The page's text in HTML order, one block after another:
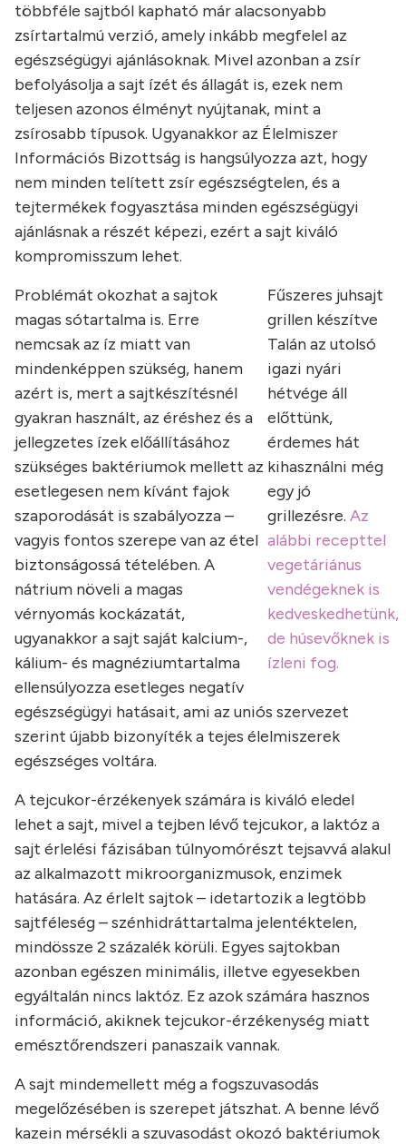
többféle sajtból kapható már alacsonyabb
zsírtartalmú verzió, amely inkább megfelel az
egészségügyi ajánlásoknak. Mivel azonban a zsír
befolyásolja a sajt ízét és állagát is, ezek nem
teljesen azonos élményt nyújtanak, mint a
zsírosabb típusok. Ugyanakkor az Élelmiszer
Információs Bizottság is hangsúlyozza azt, hogy
nem minden telített zsír egészségtelen, és a
tejtermékek fogyasztása minden egészségügyi
ajánlásnak a részét képezi, ezért a sajt kiváló
kompromisszum lehet.
Fűszeres juhsajt
grillen készítve
Talán az utolsó
igazi nyári
hétvége áll
előttünk,
érdemes hát
kihasználni még
egy jó
grillezésre. Az
alábbi recepttel
vegetáriánus
vendégeknek is
kedveskedhetünk,
de húsevőknek is
ízleni fog.
Problémát okozhat a sajtok
magas sótartalma is. Erre
nemcsak az íz miatt van
mindenképpen szükség, hanem
azért is, mert a sajtkészítésnél
gyakran használt, az éréshez és a
jellegzetes ízek előállításához
szükséges baktériumok mellett az
esetlegesen nem kívánt fajok
szaporodását is szabályozza –
vagyis fontos szerepe van az étel
biztonságossá tételében. A
nátrium növeli a magas
vérnyomás kockázatát,
ugyanakkor a sajt saját kalcium-,
kálium- és magnéziumtartalma
ellensúlyozza esetleges negatív
egészségügyi hatásait, ami az uniós szervezet
szerint újabb bizonyíték a tejes élelmiszerek
egészséges voltára.
A tejcukor-érzékenyek számára is kiváló eledel
lehet a sajt, mivel a tejben lévő tejcukor, a laktóz a
sajt érlelési fázisában túlnyomórészt tejsavvá alakul
az alkalmazott mikroorganizmusok, enzimek
hatására. Az érlelt sajtok – idetartozik a legtöbb
sajtféleség – szénhidráttartalma jelentéktelen,
mindössze 2 százalék körüli. Egyes sajtokban
azonban egészen minimális, illetve egyesekben
egyáltalán nincs laktóz. Ez azok számára hasznos
információ, akiknek tejcukor-érzékenység miatt
emésztőrendszeri panaszaik vannak.
A sajt mindemellett még a fogszuvasodás
megelőzésében is szerepet játszhat. A benne lévő
kazein mérsékli a szuvasodást okozó baktériumok